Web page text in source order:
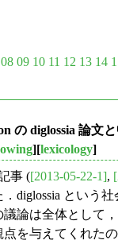
08 09 10 11 12 13 14
の diglossia 論文
][lexicology]
事 ([2013-05-22-1],
diglossia という
論は全体として
を与えてくれたの